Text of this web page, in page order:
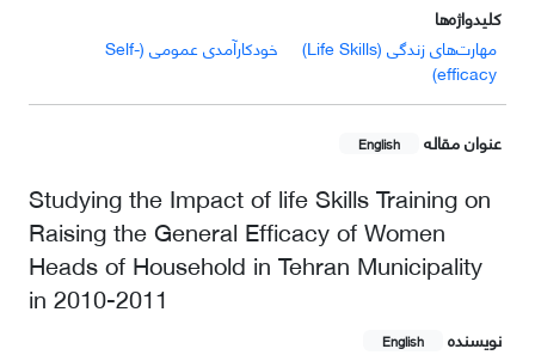
کلیدواژه‌ها
مهارت‌های زندگی (Life Skills)
‌خودکارآمدی عمومی (Self-
efficacy)
عنوان مقاله English
Studying the Impact of life Skills Training on
Raising the General Efficacy of Women
Heads of Household in Tehran Municipality
in 2010-2011
نویسنده English